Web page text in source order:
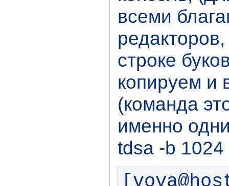
всеми
строке
копируем и
(команда
именно
tdsa -b 1024